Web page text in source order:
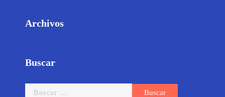
Archivos
Buscar